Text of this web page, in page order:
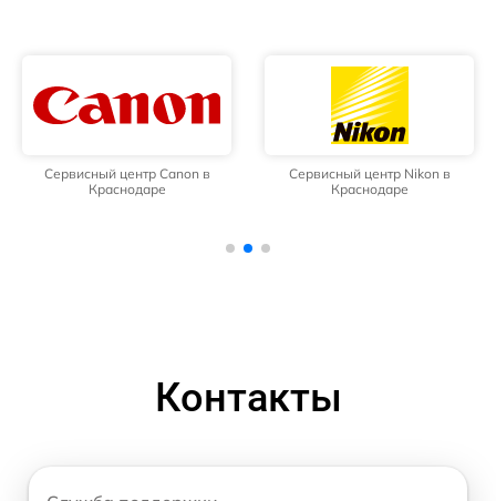
Сервисный центр Canon в
Краснодаре
Сервисный центр Nikon в
Краснодаре
Контакты